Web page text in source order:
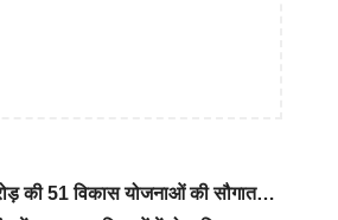
की 51 विकास योजनाओं की सौगात…